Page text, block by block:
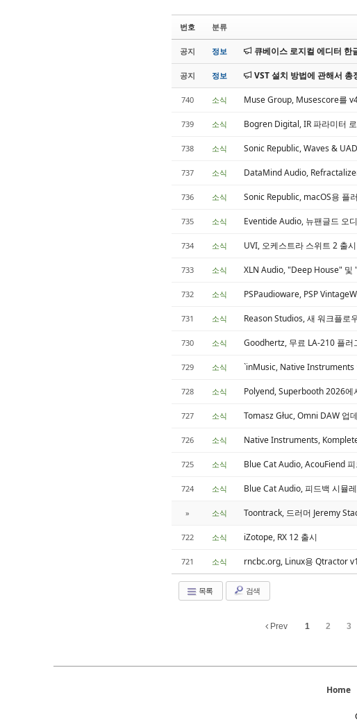
번호 분류
공지 정보 큐베이스 로지컬 에디터 한
공지 정보 VST 설치 방법에 관해서 총
740 소식 Muse Group, Musescore를
739 소식 Bogren Digital, IR 파라미터
738 소식 Sonic Republic, Waves &
737 소식 DataMind Audio,
736 소식 Sonic Republic, macOS용 플
735 소식 Eventide Audio, 뉴팬글드 오
734 소식 UVI, 오케스트라 스위트 2 출
733 소식 XLN Audio, "Deep House" 및
732 소식 PSPaudioware, PSP
731 소식 Reason Studios, 새 워크플로
730 소식 Goodhertz, 무료 LA-210 플러
729 소식 `inMusic, Native Instruments
728 소식 Polyend, Superbooth 2026에
727 소식 Tomasz Głuc, Omni DAW 업
726 소식 Native Instruments,
725 소식 Blue Cat Audio, AcouFiend
724 소식 Blue Cat Audio, 피드백 시뮬
» 소식 Toontrack, 드러머 Jeremy
722 소식 iZotope, RX 12 출시
721 소식 rncbc.org, Linux용 Qtractor
목록 검색
Prev 1 2 3
Home